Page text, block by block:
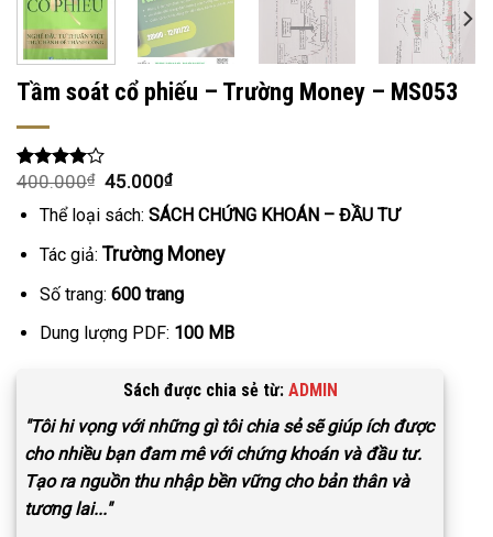
Tầm soát cổ phiếu – Trường Money – MS053
Rated
of 5
1
customer
400.000₫ 45.000₫
Thể loại sách: SÁCH CHỨNG KHOÁN – ĐẦU TƯ
Tác giả: Trường Money
Số trang: 600 trang
Dung lượng PDF: 100 MB
Sách được chia sẻ từ: ADMIN
"Tôi hi vọng với những gì tôi chia sẻ sẽ giúp ích được
cho nhiều bạn đam mê với chứng khoán và đầu tư.
Tạo ra nguồn thu nhập bền vững cho bản thân và
tương lai..."